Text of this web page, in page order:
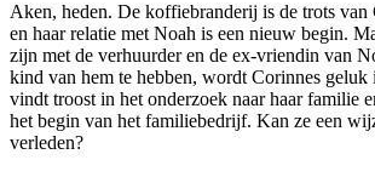
Aken, heden. De koffiebranderij is de trots van
en haar relatie met Noah is een nieuw begin.
zijn met de verhuurder en de ex-vriendin van
kind van hem te hebben, wordt Corinnes geluk
vindt troost in het onderzoek naar haar familie
het begin van het familiebedrijf. Kan ze een
verleden?